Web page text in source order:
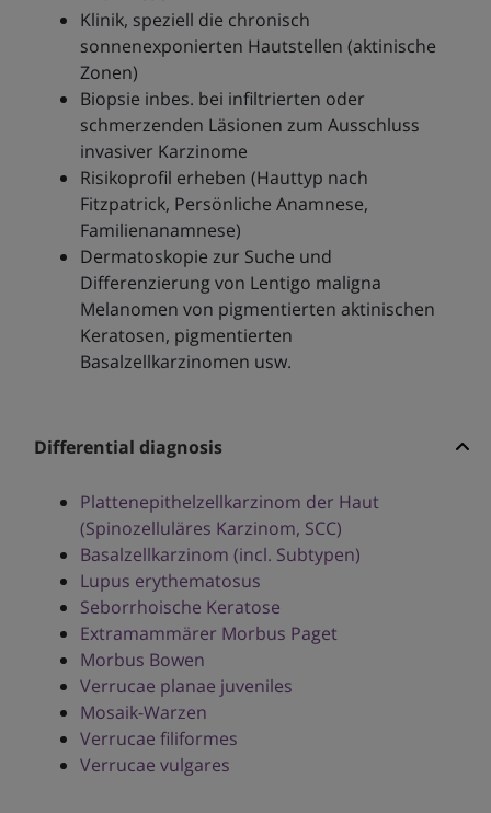
Klinik, speziell die chronisch
sonnenexponierten Hautstellen (aktinische
Zonen)
Biopsie inbes. bei infiltrierten oder
schmerzenden Läsionen zum Ausschluss
invasiver Karzinome
Risikoprofil erheben (Hauttyp nach
Fitzpatrick, Persönliche Anamnese,
Familienanamnese)
Dermatoskopie zur Suche und
Differenzierung von Lentigo maligna
Melanomen von pigmentierten aktinischen
Keratosen, pigmentierten
Basalzellkarzinomen usw.
Differential diagnosis
Plattenepithelzellkarzinom der Haut
(Spinozelluläres Karzinom, SCC)
Basalzellkarzinom (incl. Subtypen)
Lupus erythematosus
Seborrhoische Keratose
Extramammärer Morbus Paget
Morbus Bowen
Verrucae planae juveniles
Mosaik-Warzen
Verrucae filiformes
Verrucae vulgares